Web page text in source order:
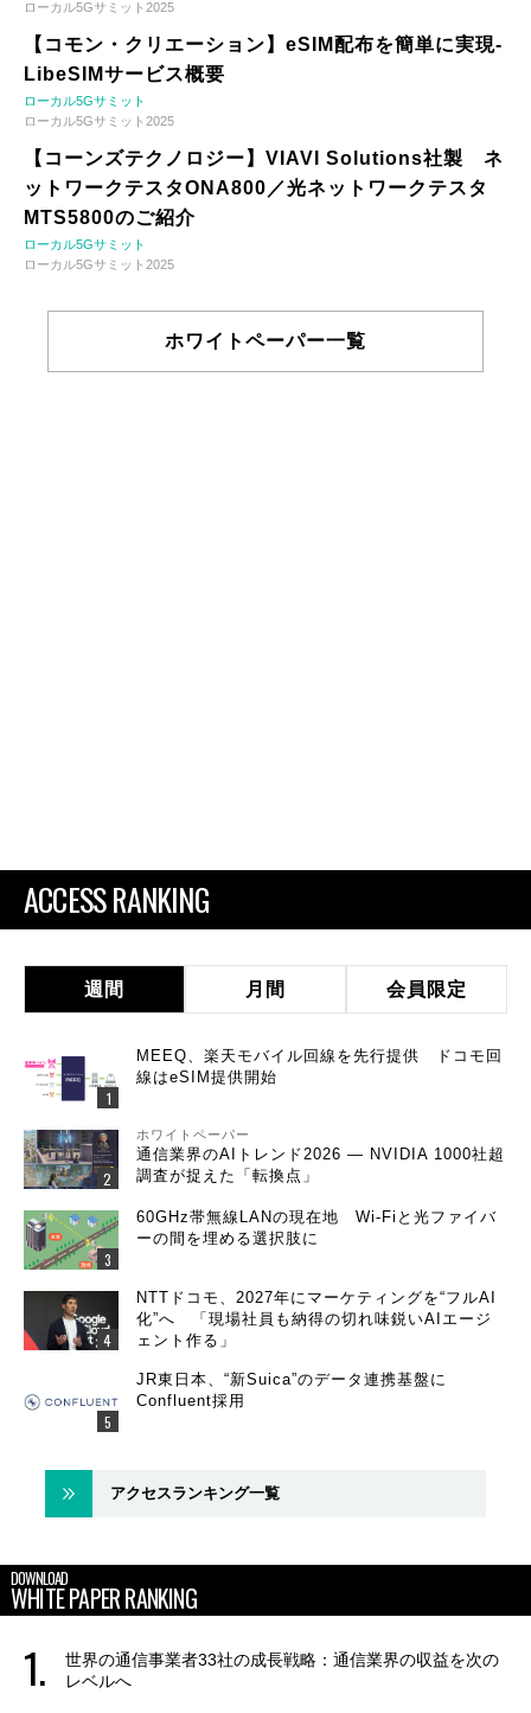
ローカル5Gサミット2025
【コモン・クリエーション】eSIM配布を簡単に実現-
LibeSIMサービス概要
ローカル5Gサミット
ローカル5Gサミット2025
【コーンズテクノロジー】VIAVI Solutions社製 ネ
ットワークテスタONA800／光ネットワークテスタ
MTS5800のご紹介
ローカル5Gサミット
ローカル5Gサミット2025
ホワイトペーパー一覧
ACCESS RANKING
週間 月間 会員限定
MEEQ、楽天モバイル回線を先行提供 ドコモ回
線はeSIM提供開始
ホワイトペーパー
通信業界のAIトレンド2026 ― NVIDIA 1000社超
調査が捉えた「転換点」
60GHz帯無線LANの現在地 Wi-Fiと光ファイバ
ーの間を埋める選択肢に
NTTドコモ、2027年にマーケティングを“フルAI
化”へ 「現場社員も納得の切れ味鋭いAIエージ
ェント作る」
JR東日本、“新Suica”のデータ連携基盤に
Confluent採用
アクセスランキング一覧
DOWNLOAD
WHITE PAPER RANKING
世界の通信事業者33社の成長戦略：通信業界の収益を次の
レベルへ